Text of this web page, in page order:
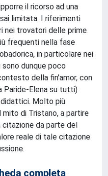
il ricorso ad una
limitata. I riferimenti
nei trovatori delle prime
frequenti nella fase
in particolare nei
dunque poco
della fin'amor, con
Paride-Elena su tutti)
Molto più
di Tristano, a partire
citazione da parte del
reale di tale citazione
completa